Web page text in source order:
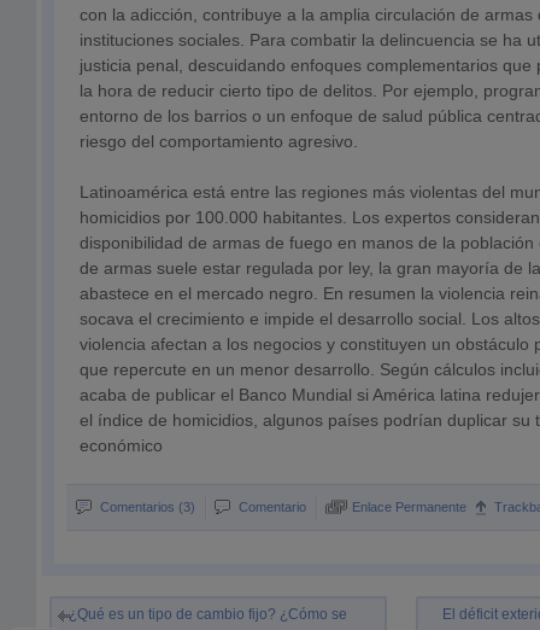
con la adicción, contribuye a la amplia circulación de
instituciones sociales. Para combatir la delincuencia se ha
justicia penal, descuidando enfoques complementarios
la hora de reducir cierto tipo de delitos. Por ejemplo,
entorno de los barrios o un enfoque de salud pública
riesgo del comportamiento agresivo.
Latinoamérica está entre las regiones más violentas del
homicidios por 100.000 habitantes. Los expertos
disponibilidad de armas de fuego en manos de la población
de armas suele estar regulada por ley, la gran mayoría de
abastece en el mercado negro. En resumen la violencia
socava el crecimiento e impide el desarrollo social. Los
violencia afectan a los negocios y constituyen un obstáculo
que repercute en un menor desarrollo. Según cálculos
acaba de publicar el Banco Mundial si América latina
el índice de homicidios, algunos países podrían duplicar su
económico
Comentarios (3) Comentario Enlace Permanente
¿Qué es un tipo de cambio fijo? ¿Cómo se
El déficit